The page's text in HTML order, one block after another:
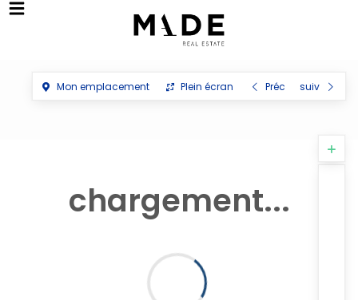
chargement...
Mon emplacement Plein écran Préc suiv